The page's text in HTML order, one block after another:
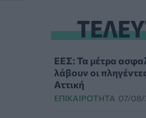
ΕΕΣ: Τα μέτρα
λάβουν οι
Αττική
ΕΠΙΚΑΙΡΌΤΗΤΑ 07/08/